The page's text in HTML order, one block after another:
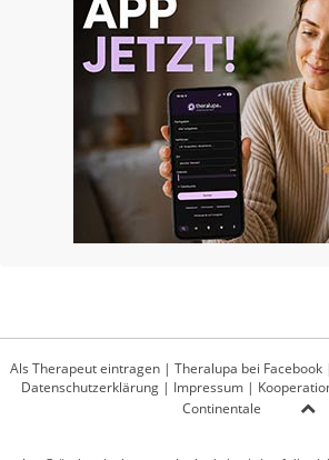
Als Therapeut eintragen | Theralupa bei Facebook
Datenschutzerklärung| Impressum|
Continentale